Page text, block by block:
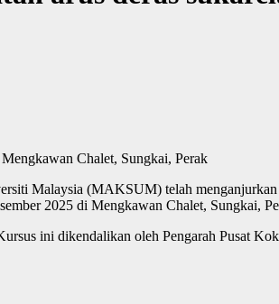
Chalet, Sungkai, Perak
Malaysia (MAKSUM) telah
2025 di Mengkawan Chalet, Sungkai,
ini dikendalikan oleh Pengarah Pusat